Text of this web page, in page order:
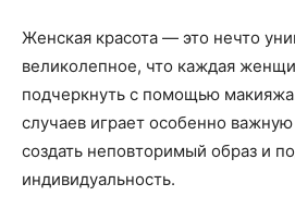
Женская красота — это нечто
великолепное, что каждая
подчеркнуть с помощью
случаев играет особенно
создать неповторимый образ и
индивидуальность.